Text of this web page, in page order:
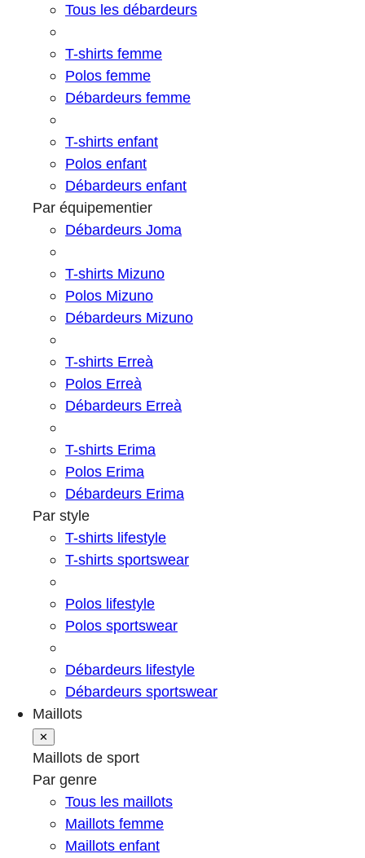
Tous les débardeurs
T-shirts femme
Polos femme
Débardeurs femme
T-shirts enfant
Polos enfant
Débardeurs enfant
Par équipementier
Débardeurs Joma
T-shirts Mizuno
Polos Mizuno
Débardeurs Mizuno
T-shirts Erreà
Polos Erreà
Débardeurs Erreà
T-shirts Erima
Polos Erima
Débardeurs Erima
Par style
T-shirts lifestyle
T-shirts sportswear
Polos lifestyle
Polos sportswear
Débardeurs lifestyle
Débardeurs sportswear
Maillots
✕
Maillots de sport
Par genre
Tous les maillots
Maillots femme
Maillots enfant